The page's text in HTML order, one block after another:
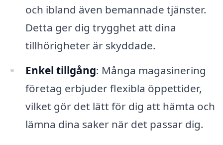
och ibland även bemannade tjänster.
Detta ger dig trygghet att dina
tillhörigheter är skyddade.
Enkel tillgång: Många magasinering
företag erbjuder flexibla öppettider,
vilket gör det lätt för dig att hämta och
lämna dina saker när det passar dig.